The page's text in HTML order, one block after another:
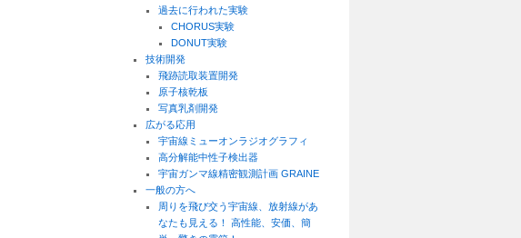
過去に行われた実験
CHORUS実験
DONUT実験
技術開発
飛跡読取装置開発
原子核乾板
写真乳剤開発
広がる応用
宇宙線ミューオンラジオグラフィ
高分解能中性子検出器
宇宙ガンマ線精密観測計画 GRAINE
一般の方へ
周りを飛び交う宇宙線、放射線があ
なたも見える！ 高性能、安価、簡